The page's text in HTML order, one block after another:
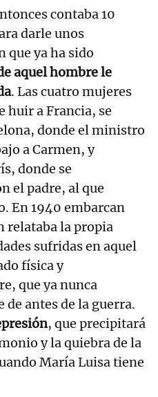
contaba 10
darle unos
que ya ha sido
aquel hombre le
. Las cuatro mujeres
huir a Francia, se
donde el ministro
a Carmen, y
donde se
el padre, al que
En 1940 embarcan
relataba la propia
sufridas en aquel
física y
que ya nunca
antes de la guerra.
, que precipitará
y la quiebra de la
María Luisa tiene